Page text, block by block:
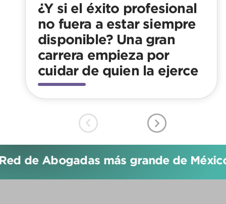
¿Y si el éxito profesional
no fuera a estar siempre
disponible? Una gran
carrera empieza por
cuidar de quien la ejerce
de Abogadas más grande de México!